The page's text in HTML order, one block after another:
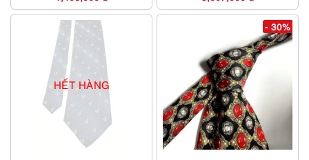
HẾT HÀNG
- 30%